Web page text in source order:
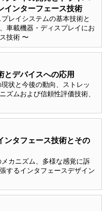
インターフェース技術
レイシステムの基本技術と
車載機器・ディスプレイにお
技術 〜
とデバイスへの応用
状と今後の動向、ストレッ
ズムおよび信頼性評価技術、
ンタフェース技術とその
カニズム、多様な感覚に訴
するインタフェースデザイン